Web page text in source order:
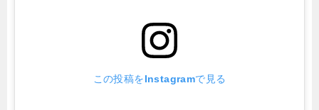
この投稿をInstagramで見る